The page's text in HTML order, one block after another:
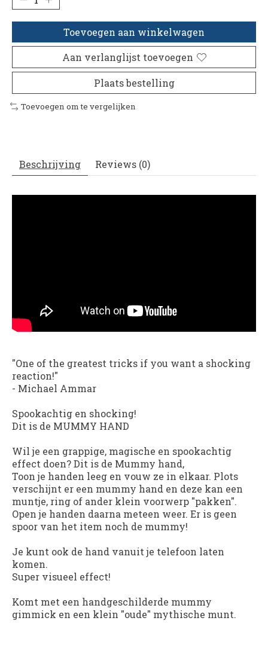
Toevoegen aan winkelwagen
Aan verlanglijst toevoegen
Plaats bestelling
Toevoegen om te vergelijken
Beschrijving Reviews (0)
"One of the greatest tricks if you want a shocking
reaction!"
- Michael Ammar
Spookachtig en shocking!
Dit is de MUMMY HAND
Wil je een grappige, magische en spookachtig
effect doen? Dit is de Mummy hand,
Toon je handen leeg en vouw ze in elkaar. Plots
verschijnt er een mummy hand en deze kan een
muntje, ring of ander klein voorwerp "pakken".
Open je handen daarna meteen weer. Er is geen
spoor van het item noch de mummy!
Je kunt ook de hand vanuit je telefoon laten
komen.
Super visueel effect!
Komt met een handgeschilderde mummy
gimmick en een klein "oude" mythische munt.